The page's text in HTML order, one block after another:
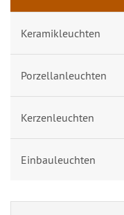
Keramikleuchten
Porzellanleuchten
Kerzenleuchten
Einbauleuchten